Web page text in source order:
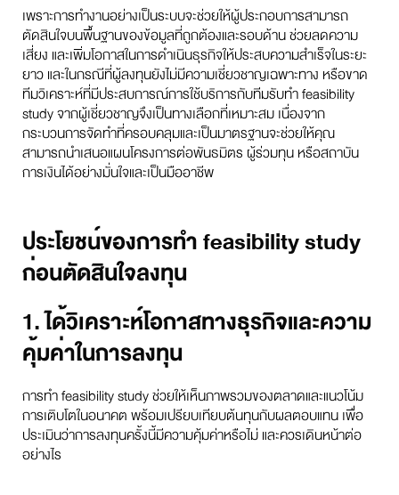
เพราะการทำงานอย่างเป็นระบบจะช่วยให้ผู้ประกอบการสามารถ
ตัดสินใจบนพื้นฐานของข้อมูลที่ถูกต้องและรอบด้าน ช่วยลดความ
เสี่ยง และเพิ่มโอกาสในการดำเนินธุรกิจให้ประสบความสำเร็จในระยะ
ยาว และในกรณีที่ผู้ลงทุนยังไม่มีความเชี่ยวชาญเฉพาะทาง หรือขาด
ทีมวิเคราะห์ที่มีประสบการณ์การใช้บริการกับทีมรับทำ feasibility
study จากผู้เชี่ยวชาญจึงเป็นทางเลือกที่เหมาะสม เนื่องจาก
กระบวนการจัดทำที่ครอบคลุมและเป็นมาตรฐานจะช่วยให้คุณ
สามารถนำเสนอแผนโครงการต่อพันธมิตร ผู้ร่วมทุน หรือสถาบัน
การเงินได้อย่างมั่นใจและเป็นมืออาชีพ
ประโยชน์ของการทำ feasibility study
ก่อนตัดสินใจลงทุน
1. ได้วิเคราะห์โอกาสทางธุรกิจและความ
คุ้มค่าในการลงทุน
การทำ feasibility study ช่วยให้เห็นภาพรวมของตลาดและแนวโน้ม
การเติบโตในอนาคต พร้อมเปรียบเทียบต้นทุนกับผลตอบแทน เพื่อ
ประเมินว่าการลงทุนครั้งนี้มีความคุ้มค่าหรือไม่ และควรเดินหน้าต่อ
อย่างไร